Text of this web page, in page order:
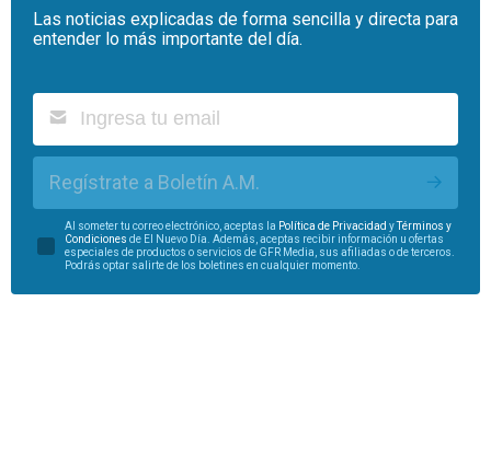
Las noticias explicadas de forma sencilla y directa para
entender lo más importante del día.
Regístrate a Boletín A.M.
Al someter tu correo electrónico, aceptas la Política de Privacidad yTérminos y
Condiciones de El Nuevo Día. Además, aceptas recibir información u ofertas
especiales de productos o servicios de GFR Media, sus afiliadas o de terceros.
Podrás optar salirte de los boletines en cualquier momento.